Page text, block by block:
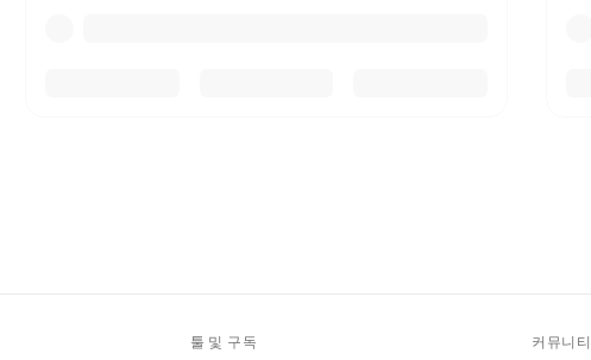
툴 및 구독 커뮤니티